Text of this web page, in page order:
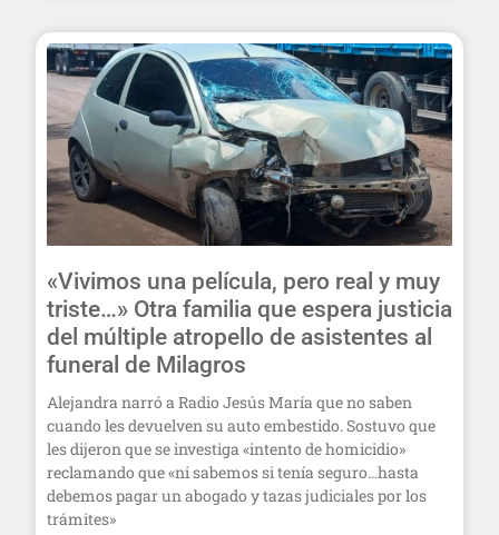
«Vivimos una película, pero real y muy
triste…» Otra familia que espera justicia
del múltiple atropello de asistentes al
funeral de Milagros
Alejandra narró a Radio Jesús María que no saben
cuando les devuelven su auto embestido. Sostuvo que
les dijeron que se investiga «intento de homicidio»
reclamando que «ni sabemos si tenía seguro…hasta
debemos pagar un abogado y tazas judiciales por los
trámites»